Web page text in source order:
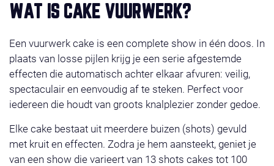
WAT IS CAKE VUURWERK?
Een vuurwerk cake is een complete show in één doos. In
plaats van losse pijlen krijg je een serie afgestemde
effecten die automatisch achter elkaar afvuren: veilig,
spectaculair en eenvoudig af te steken. Perfect voor
iedereen die houdt van groots knalplezier zonder gedoe.
Elke cake bestaat uit meerdere buizen (shots) gevuld
met kruit en effecten. Zodra je hem aansteekt, geniet je
van een show die varieert van 13 shots cakes tot 100